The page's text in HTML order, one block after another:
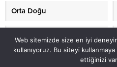
Orta Doğu
Mirat TV
2021 mirathaber.com, tüm hakları
Web sitemizde size en iyi
kullanıyoruz. Bu siteyi
ettiğinizi